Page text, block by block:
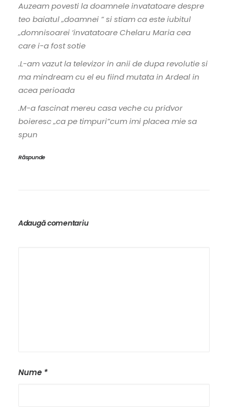
Auzeam povesti la doamnele invatatoare despre
teo baiatul „doamnei ” si stiam ca este iubitul
„domnisoarei ‘invatatoare Chelaru Maria cea
care i-a fost sotie
.L-am vazut la televizor in anii de dupa revolutie si
ma mindream cu el eu fiind mutata in Ardeal in
acea perioada
.M-a fascinat mereu casa veche cu pridvor
boieresc „ca pe timpuri”cum imi placea mie sa
spun
Răspunde
Adaugă comentariu
Nume *